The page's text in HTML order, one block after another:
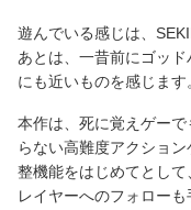
遊んでいる感じは、
あとは、一昔前にゴッ
にも近いものを感じます
本作は、死に覚えゲー
らない高難度アクショ
整機能をはじめてとし
レイヤーへのフォロー